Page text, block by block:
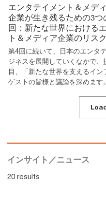
エンタテイメント＆メデ
企業が生き残るための3つ
回：新たな世界における
ト＆メディア企業のリス
第4回に続いて、日本のエンタ
ジネスを展開していくなかで
目、「新たな世界を支えるイン
ゲストの皆様と議論を深めます。
インサイト／ニュース
20 results